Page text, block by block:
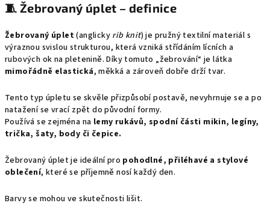
🧵 Žebrovaný úplet – definice
Žebrovaný úplet(anglicky rib knit) je pružný textilní materiál s
výraznou svislou strukturou, která vzniká střídáním lícních a
rubových ok na pletenině. Díky tomuto „žebrování“ je látka
mimořádně elastická, měkká a zároveň dobře drží tvar.
Tento typ úpletu se skvěle přizpůsobí postavě, nevyhrnuje se a po
natažení se vrací zpět do původní formy.
Používá se zejména na lemy rukávů, spodní části mikin, legíny,
trička, šaty, body či čepice.
Žebrovaný úplet je ideální pro pohodlné, přiléhavé a stylové
oblečení, které se příjemně nosí každý den.
Barvy se mohou ve skutečnosti lišit.